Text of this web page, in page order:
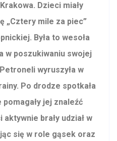
Dzieci miały
„Cztery mile za piec”
Była to wesoła
w poszukiwaniu swojej
wyruszyła w
Po drodze spotkała
jej znaleźć
brały udział w
się w role gąsek oraz